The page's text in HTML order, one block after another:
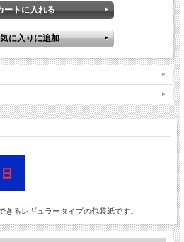
るレギュラータイプの包装紙です。